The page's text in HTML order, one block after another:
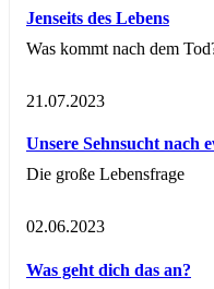
Jenseits des Lebens
Was kommt nach dem
21.07.2023
Unsere Sehnsucht nach
Die große Lebensfrage
02.06.2023
Was geht dich das an?